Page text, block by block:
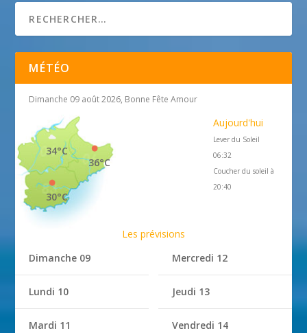
MÉTÉO
Dimanche 09 août 2026, Bonne Fête Amour
36°C
34°C
30°C
Aujourd'hui
Lever du Soleil
06:32
Coucher du soleil à
20:40
Les prévisions
Dimanche 09
Lundi 10
Mardi 11
Mercredi 12
Jeudi 13
Vendredi 14